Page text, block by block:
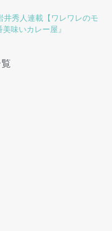
井秀⼈連載【ワレワレのモ
味いカレー屋』